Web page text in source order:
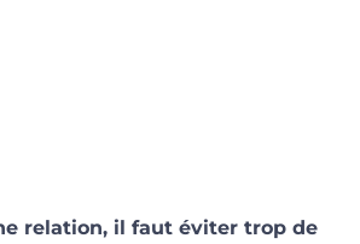
relation, il faut éviter trop de